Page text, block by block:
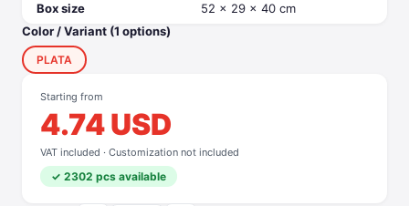
Box size
52 x 29 x 40 cm
Color / Variant (1 options)
PLATA
Starting from
4.74 USD
VAT included · Customization not included
✓ 2302 pcs available